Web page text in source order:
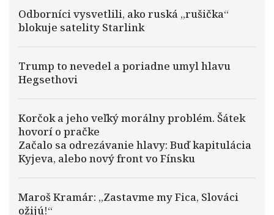
Odborníci vysvetlili, ako ruská „rušička“
blokuje satelity Starlink
Trump to nevedel a poriadne umyl hlavu
Hegsethovi
Korčok a jeho veľký morálny problém. Šátek
hovorí o pračke
Začalo sa odrezávanie hlavy: Buď kapitulácia
Kyjeva, alebo nový front vo Fínsku
Maroš Kramár: „Zastavme my Fica, Slováci
ožijú!“